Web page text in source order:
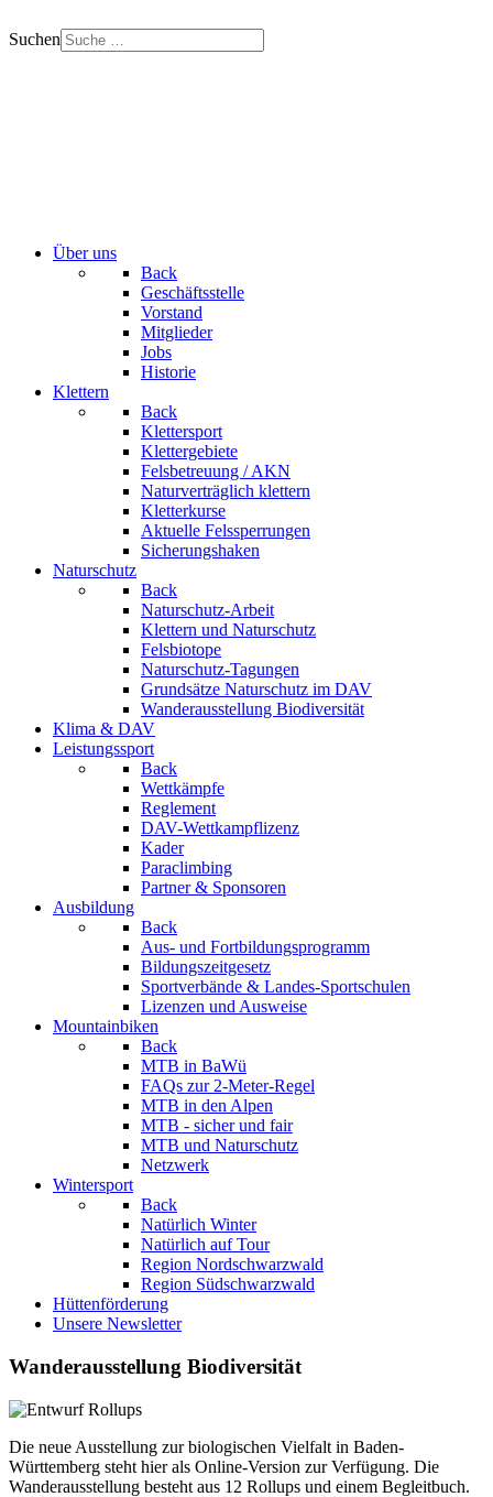
Suchen
Über uns
Back
Geschäftsstelle
Vorstand
Mitglieder
Jobs
Historie
Klettern
Back
Klettersport
Klettergebiete
Felsbetreuung / AKN
Naturverträglich klettern
Kletterkurse
Aktuelle Felssperrungen
Sicherungshaken
Naturschutz
Back
Naturschutz-Arbeit
Klettern und Naturschutz
Felsbiotope
Naturschutz-Tagungen
Grundsätze Naturschutz im DAV
Wanderausstellung Biodiversität
Klima & DAV
Leistungssport
Back
Wettkämpfe
Reglement
DAV-Wettkampflizenz
Kader
Paraclimbing
Partner & Sponsoren
Ausbildung
Back
Aus- und Fortbildungsprogramm
Bildungszeitgesetz
Sportverbände & Landes-Sportschulen
Lizenzen und Ausweise
Mountainbiken
Back
MTB in BaWü
FAQs zur 2-Meter-Regel
MTB in den Alpen
MTB - sicher und fair
MTB und Naturschutz
Netzwerk
Wintersport
Back
Natürlich Winter
Natürlich auf Tour
Region Nordschwarzwald
Region Südschwarzwald
Hüttenförderung
Unsere Newsletter
Wanderausstellung Biodiversität
Die neue Ausstellung zur biologischen Vielfalt in Baden-
Württemberg steht hier als Online-Version zur Verfügung. Die
Wanderausstellung besteht aus 12 Rollups und einem Begleitbuch.